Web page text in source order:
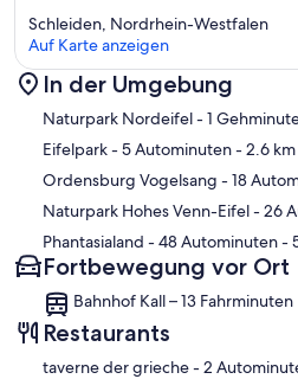
Vogelsang IP 9km
Wildfreigehege Hellenthal 9km
Bahnhof Kall 10km
Rursee (Obersee ca. 12km)
Rursee (Untersee ca. 13km)
Freilichtmuseum Kommern 18km
Monschau 25km
Bad Münstereifel Outlet 25km
Bettwäsche und Handtücher: Im
Schlüsselübergabe persönlich (20 min
Schlüsseltresor bei Spätanreise nach
Schleiden, Nordrhein-Westfalen
Auf Karte anzeigen
In der Umgebung
Naturpark Nordeifel- 1
Eifelpark- 5 Autominuten- 2.6 km
Ordensburg Vogelsang - 18
Naturpark Hohes Venn-Eifel- 26
Phantasialand - 48 Autominuten-
Fortbewegung vor Ort
Bahnhof Kall – 13 Fahrminuten
Restaurants
‪taverne der grieche - ‬2